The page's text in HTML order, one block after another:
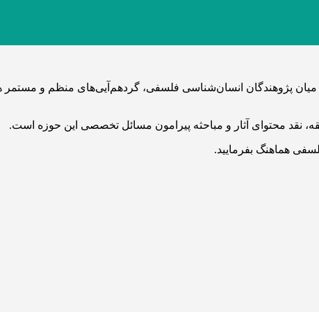
پژوهندگان انسان‌شناسی فلسفی، گردهم‌آیی‌های منظم و
نقد محتوای آثار و مباحثه پیرامون مسائل تخصصی این حوزه است.
هماهنگ بفرمایید.